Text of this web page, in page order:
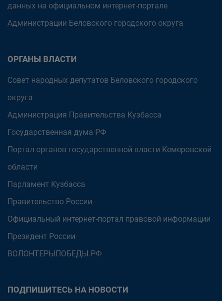
данных на официальном интернет-портале
Администрации Беловского городского округа
ОРГАНЫ ВЛАСТИ
Совет народных депутатов Беловского городского
округа
Администрация Правительства Кузбасса
Государственная дума РФ
Портал органов государственной власти Кемеровской
области
Парламент Кузбасса
Правительство России
Официальный интернет-портал правовой информации
Президент России
ВОЛОНТЕРЫПОБЕДЫ.РФ
ПОДПИШИТЕСЬ НА НОВОСТИ